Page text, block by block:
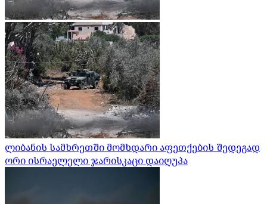
ლიბანის სამხრეთში მომხდარი აფეთქების შედეგად
ორი ისრაელელი ჯარისკაცი დაიღუპა